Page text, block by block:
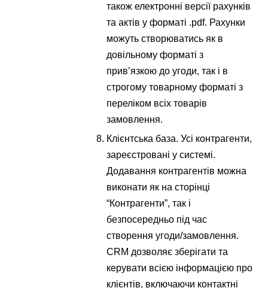
також електронні версії рахунків
та актів у форматі .pdf. Рахунки
можуть створюватись як в
довільному форматі з
прив’язкою до угоди, так і в
строгому товарному форматі з
переліком всіх товарів
замовлення.
Клієнтська база. Усі контрагенти,
зареєстровані у системі.
Додавання контрагентів можна
виконати як на сторінці
“Контрагенти”, так і
безпосередньо під час
створення угоди/замовлення.
CRM дозволяє зберігати та
керувати всією інформацією про
клієнтів, включаючи контактні